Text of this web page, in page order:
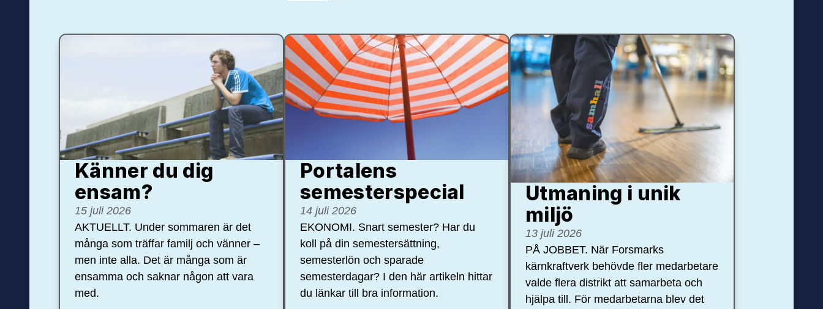
Känner du dig
ensam?
15 juli 2026
AKTUELLT. Under sommaren är det
många som träffar familj och vänner –
men inte alla. Det är många som är
ensamma och saknar någon att vara
med.
Portalens
semester­special
14 juli 2026
EKONOMI. Snart semester? Har du
koll på din semestersättning,
semesterlön och sparade
semesterdagar? I den här artikeln hittar
du länkar till bra information.
Utmaning i unik
miljö
13 juli 2026
PÅ JOBBET. När Forsmarks
kärnkraftverk behövde fler medarbetare
valde flera distrikt att samarbeta och
hjälpa till. För medarbetarna blev det